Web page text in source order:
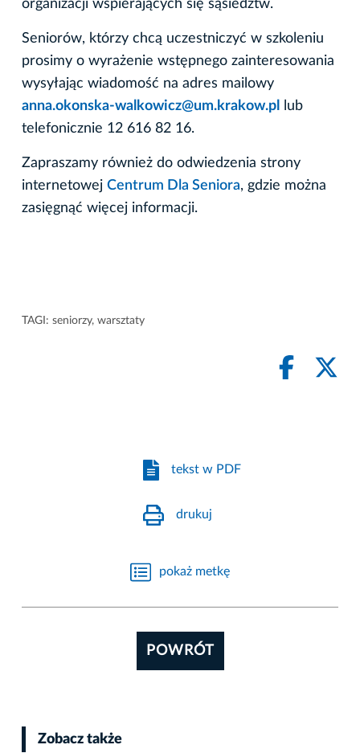
organizacji wspierających się sąsiedztw.
Seniorów, którzy chcą uczestniczyć w szkoleniu
prosimy o wyrażenie wstępnego zainteresowania
wysyłając wiadomość na adres mailowy
anna.okonska-walkowicz@um.krakow.pl
lub
telefonicznie 12 616 82 16.
Zapraszamy również do odwiedzenia strony
internetowej Centrum Dla Seniora, gdzie można
zasięgnąć więcej informacji.
TAGI: seniorzy, warsztaty
tekst w PDF
drukuj
pokaż metkę
POWRÓT
Zobacz także